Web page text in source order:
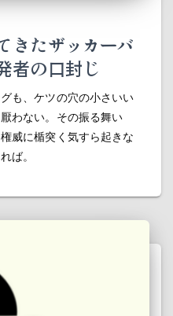
きたザッカーバ
者の口封じ
も、ケツの穴の小さいい
わない。その振る舞い
威に楯突く気すら起きな
ば。